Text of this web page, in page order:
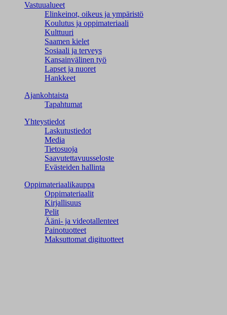
Vastuualueet
Elinkeinot, oikeus ja ympäristö
Koulutus ja oppimateriaali
Kulttuuri
Saamen kielet
Sosiaali ja terveys
Kansainvälinen työ
Lapset ja nuoret
Hankkeet
Ajankohtaista
Tapahtumat
Yhteystiedot
Laskutustiedot
Media
Tietosuoja
Saavutettavuusseloste
Evästeiden hallinta
Oppimateriaalikauppa
Oppimateriaalit
Kirjallisuus
Pelit
Ääni- ja videotallenteet
Painotuotteet
Maksuttomat digituotteet